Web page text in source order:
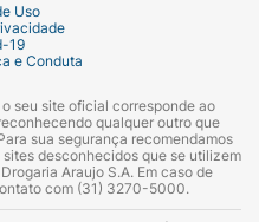
Uso
19
e Conduta
seu site oficial corresponde ao
qualquer outro que
sua segurança recomendamos
desconhecidos que se utilizem
Araujo S.A. Em caso de
com (31) 3270-5000.